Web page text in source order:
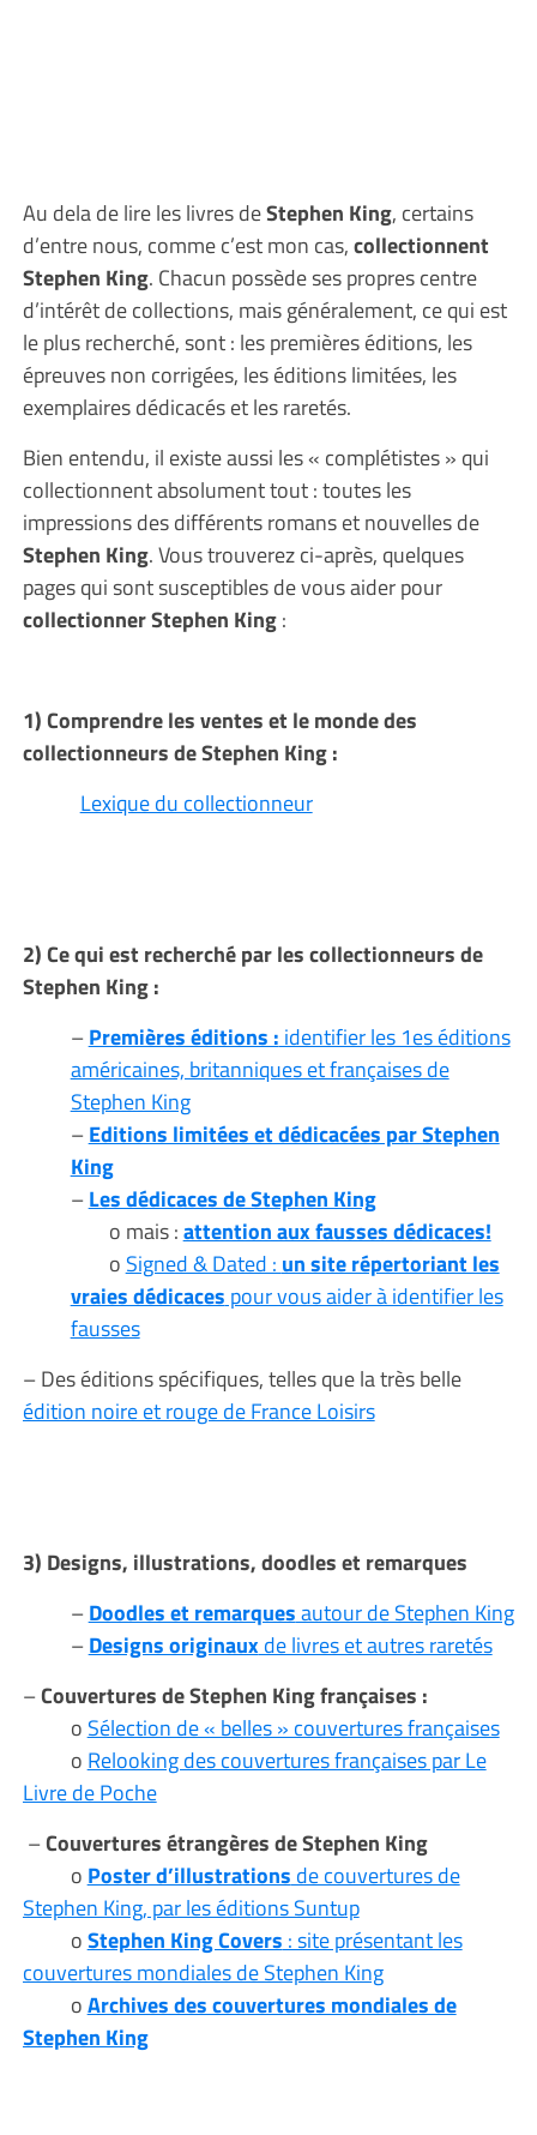
Au dela de lire les livres deStephen King, certains
d’entre nous, comme c’est mon cas,collectionnent
Stephen King. Chacun possède ses propres centre
d’intérêt de collections, mais généralement, ce qui est
le plus recherché, sont : les premières éditions, les
épreuves non corrigées, les éditions limitées, les
exemplaires dédicacés et les raretés.
Bien entendu, il existe aussi les « complétistes » qui
collectionnent absolument tout : toutes les
impressions des différents romans et nouvelles de
Stephen King. Vous trouverez ci-après, quelques
pages qui sont susceptibles de vous aider pour
collectionner Stephen King:
1) Comprendre les ventes et le monde des
collectionneurs de Stephen King :
Lexique du collectionneur
2) Ce qui est recherché par les collectionneurs de
Stephen King :
–Premières éditions : identifier les 1es éditions
américaines, britanniques et françaises de
Stephen King
–Editions limitées et dédicacées par Stephen
King
–Les dédicaces de Stephen King
o mais :attention aux fausses dédicaces!
o Signed & Dated : un site répertoriant les
vraies dédicaces pour vous aider à identifier les
fausses
– Des éditions spécifiques, telles que la très belle
édition noire et rouge de France Loisirs
3) Designs, illustrations, doodles et remarques
–Doodles et remarquesautour de Stephen King
–Designs originaux de livres et autres raretés
–Couvertures de Stephen King françaises :
o Sélection de « belles » couvertures françaises
o Relooking des couvertures françaises par Le
Livre de Poche
–Couvertures étrangères de Stephen King
o Poster d’illustrations de couvertures de
Stephen King, par les éditions Suntup
oStephen King Covers : site présentant les
couvertures mondiales de Stephen King
oArchives des couvertures mondiales de
Stephen King